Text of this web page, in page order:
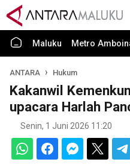
Maluku Metro
ANTARA Hukum
Kakanwil
upacara Harlah
Senin, 1 Juni 2026 11:20